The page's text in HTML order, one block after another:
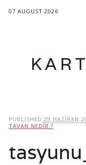
07 AUGUST 2026
content
PUBLISHED 29 HAZIRAN
TAVAN NEDIR ?